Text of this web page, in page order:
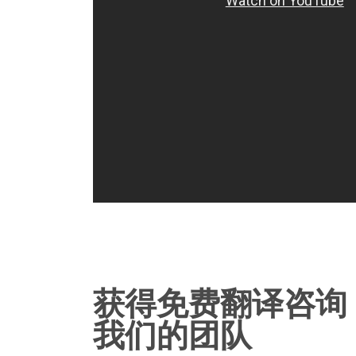
获得免费翻译咨询
我们的团队